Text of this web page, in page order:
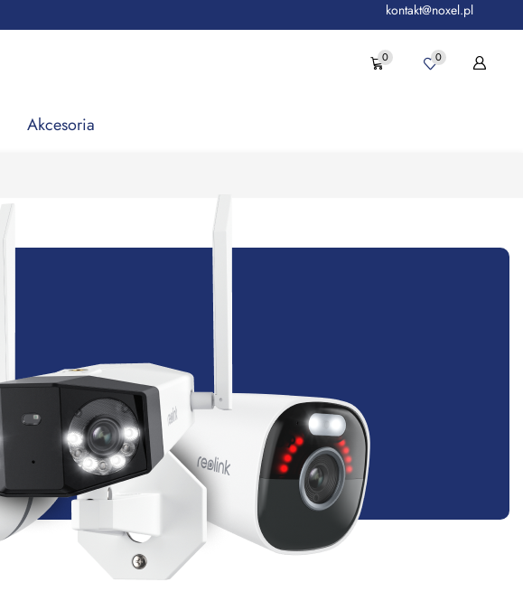
kontakt@noxel.pl
0 0
Akcesoria